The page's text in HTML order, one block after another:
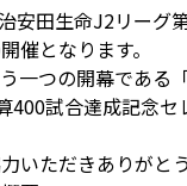
安田生命J2リーグ
催となります。
一つの開幕であ
400試合達成記念
いただきありがと